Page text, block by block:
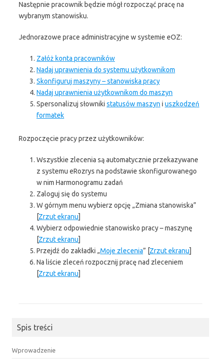
Następnie pracownik będzie mógł rozpocząć pracę na
wybranym stanowisku.
Jednorazowe prace administracyjne w systemie eOZ:
Załóż konta pracowników
Nadaj uprawnienia do systemu użytkownikom
Skonfiguruj maszyny – stanowiska pracy
Nadaj uprawnienia użytkownikom do maszyn
Spersonalizuj słowniki statusów maszyn i uszkodzeń
formatek
Rozpoczęcie pracy przez użytkowników:
Wszystkie zlecenia są automatycznie przekazywane
z systemu eRozrys na podstawie skonfigurowanego
w nim Harmonogramu zadań
Zaloguj się do systemu
W górnym menu wybierz opcję „Zmiana stanowiska”
[Zrzut ekranu]
Wybierz odpowiednie stanowisko pracy – maszynę
[Zrzut ekranu]
Przejdź do zakładki „Moje zlecenia” [Zrzut ekranu]
Na liście zleceń rozpocznij pracę nad zleceniem
[Zrzut ekranu]
Spis treści
Wprowadzenie